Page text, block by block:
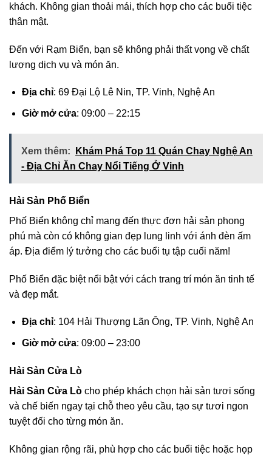
khách. Không gian thoải mái, thích hợp cho các buổi tiệc
thân mật.
Đến với Rạm Biển, bạn sẽ không phải thất vọng về chất
lượng dịch vụ và món ăn.
Địa chỉ: 69 Đại Lộ Lê Nin, TP. Vinh, Nghệ An
Giờ mở cửa: 09:00 – 22:15
Xem thêm:
Khám Phá Top 11 Quán Chay Nghệ An
- Địa Chỉ Ăn Chay Nổi Tiếng Ở Vinh
Hải Sản Phố Biển
Phố Biển không chỉ mang đến thực đơn hải sản phong
phú mà còn có không gian đẹp lung linh với ánh đèn ấm
áp. Địa điểm lý tưởng cho các buổi tụ tập cuối năm!
Phố Biển đặc biệt nổi bật với cách trang trí món ăn tinh tế
và đẹp mắt.
Địa chỉ: 104 Hải Thượng Lãn Ông, TP. Vinh, Nghệ An
Giờ mở cửa: 09:00 – 23:00
Hải Sản Cửa Lò
Hải Sản Cửa Lò cho phép khách chọn hải sản tươi sống
và chế biến ngay tại chỗ theo yêu cầu, tạo sự tươi ngon
tuyệt đối cho từng món ăn.
Không gian rộng rãi, phù hợp cho các buổi tiệc hoặc họp